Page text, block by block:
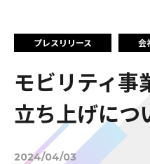
プレスリリース 会
モビリティ事
立ち上げにつ
2024/04/03